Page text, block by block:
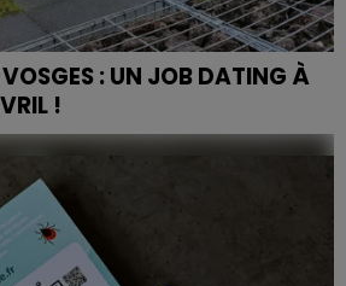
: UN JOB DATING À
!
dating, de nombreux événements
de la semaine des métiers